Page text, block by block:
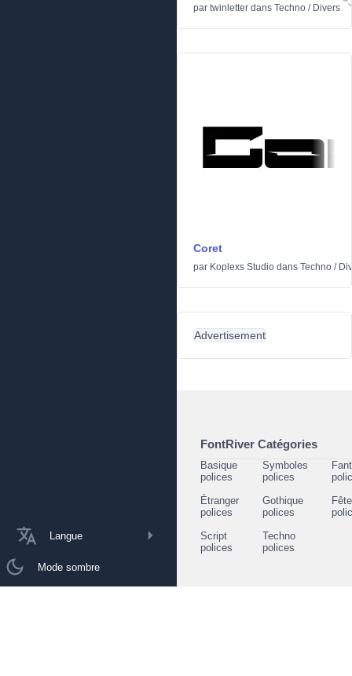
Langue
Mode sombre
par twinletter dans Techno / Divers
Coret
par Koplexs Studio dans Techno /
Advertisement
FontRiver Catégories
Basique
polices
Symboles
polices
Étranger
polices
Gothique
polices
Script
polices
Techno
polices